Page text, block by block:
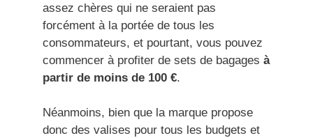
assez chères qui ne seraient pas
forcément à la portée de tous les
consommateurs, et pourtant, vous pouvez
commencer à profiter de sets de bagages à
partir de moins de 100 €.
Néanmoins, bien que la marque propose
donc des valises pour tous les budgets et